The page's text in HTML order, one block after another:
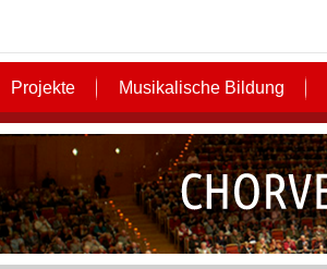
Projekte Musikalische Bildung